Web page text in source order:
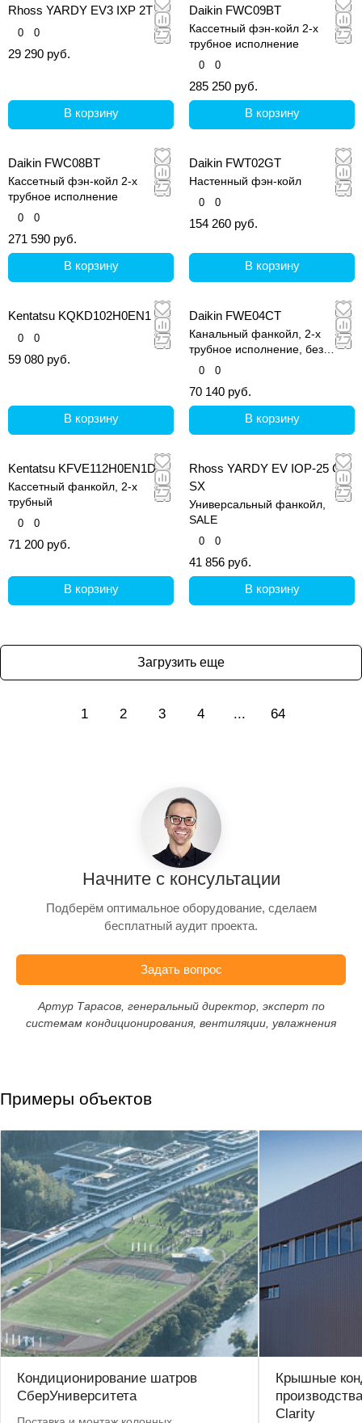
Rhoss YARDY EV3 IXP 2T 20
0 0
29 290 руб.
В корзину
Daikin FWC09BT
Кассетный фэн-койл 2-х
трубное исполнение
0 0
285 250 руб.
В корзину
Daikin FWC08BT
Кассетный фэн-койл 2-х
трубное исполнение
0 0
271 590 руб.
В корзину
Daikin FWT02GT
Настенный фэн-койл
0 0
154 260 руб.
В корзину
Kentatsu KQKD102H0EN1
0 0
59 080 руб.
В корзину
Daikin FWE04CT
Канальный фанкойл, 2-х
трубное исполнение, без
клапана
0 0
70 140 руб.
В корзину
Kentatsu KFVE112H0EN1D
Кассетный фанкойл, 2-х
трубный
0 0
71 200 руб.
В корзину
Rhoss YARDY EV IOP-25 C
SX
Универсальный фанкойл,
SALE
0 0
41 856 руб.
В корзину
Загрузить еще
1 2 3 4 ... 64
Начните с консультации
Подберём оптимальное оборудование, сделаем
бесплатный аудит проекта.
Задать вопрос
Артур Тарасов, генеральный директор, эксперт по
системам кондиционирования, вентиляции, увлажнения
Примеры объектов
Кондиционирование шатров
СберУниверситета
Крышные
Clarity